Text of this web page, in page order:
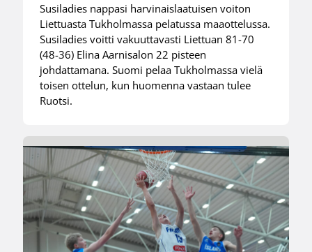
Susiladies nappasi harvinaislaatuisen voiton
Liettuasta Tukholmassa pelatussa maaottelussa.
Susiladies voitti vakuuttavasti Liettuan 81-70
(48-36) Elina Aarnisalon 22 pisteen
johdattamana. Suomi pelaa Tukholmassa vielä
toisen ottelun, kun huomenna vastaan tulee
Ruotsi.